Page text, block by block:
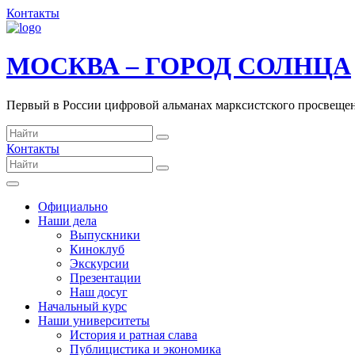
Контакты
МОСКВА – ГОРОД СОЛНЦА
Первый в России цифровой альманах марксистского
Контакты
Официально
Наши дела
Выпускники
Киноклуб
Экскурсии
Презентации
Наш досуг
Начальный курс
Наши университеты
История и ратная слава
Публицистика и экономика